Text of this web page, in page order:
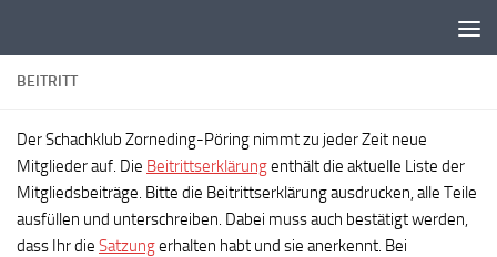
BEITRITT
Der Schachklub Zorneding-Pöring nimmt zu jeder Zeit neue
Mitglieder auf. Die Beitrittserklärungenthält die aktuelle Liste der
Mitgliedsbeiträge. Bitte die Beitrittserklärung ausdrucken, alle Teile
ausfüllen und unterschreiben. Dabei muss auch bestätigt werden,
dass Ihr die Satzungerhalten habt und sie anerkennt. Bei